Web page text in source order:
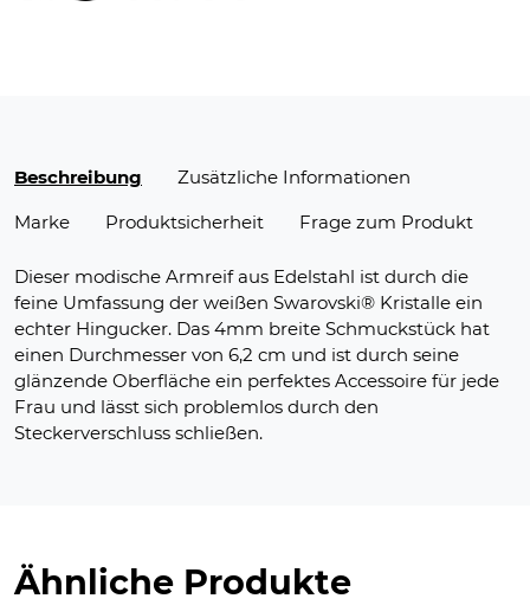
Beschreibung
Zusätzliche Informationen
Marke
Produktsicherheit Frage zum Produkt
Dieser modische Armreif aus Edelstahl ist durch die
feine Umfassung der weißen Swarovski® Kristalle ein
echter Hingucker. Das 4mm breite Schmuckstück hat
einen Durchmesser von 6,2 cm und ist durch seine
glänzende Oberfläche ein perfektes Accessoire für jede
Frau und lässt sich problemlos durch den
Steckerverschluss schließen.
Ähnliche Produkte